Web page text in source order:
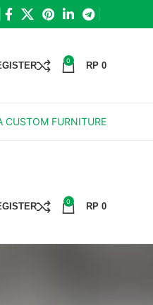
0 RP 0
CUSTOM FURNITURE
0 RP 0